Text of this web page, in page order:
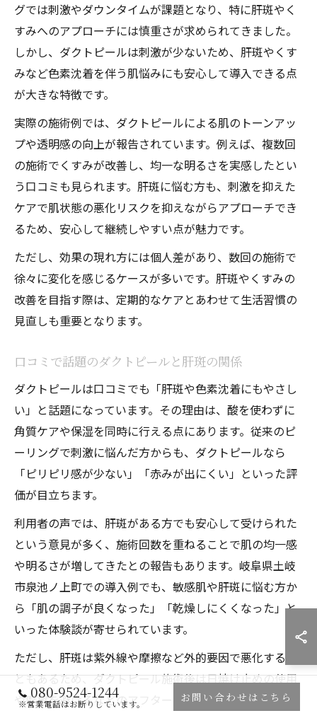
グでは刺激やダウンタイムが課題となり、特に肝斑やく
すみへのアプローチには慎重さが求められてきました。
しかし、ダクトピールは刺激が少ないため、肝斑やくす
みなど色素沈着を伴う肌悩みにも安心して導入できる点
が大きな特徴です。
実際の施術例では、ダクトピールによる肌のトーンアッ
プや透明感の向上が報告されています。例えば、複数回
の施術でくすみが改善し、均一な明るさを実感したとい
う口コミも見られます。肝斑に悩む方も、刺激を抑えた
ケアで肌状態の悪化リスクを抑えながらアプローチでき
るため、安心して継続しやすい点が魅力です。
ただし、効果の現れ方には個人差があり、数回の施術で
徐々に変化を感じるケースが多いです。肝斑やくすみの
改善を目指す際は、定期的なケアとあわせて生活習慣の
見直しも重要となります。
口コミで話題のダクトピールと肝斑の関係
ダクトピールは口コミでも「肝斑や色素沈着にもやさし
い」と話題になっています。その理由は、酸を使わずに
角質ケアや保湿を同時に行える点にあります。従来のピ
ーリングで刺激に悩んだ方からも、ダクトピールなら
「ピリピリ感が少ない」「赤みが出にくい」といった評
価が目立ちます。
利用者の声では、肝斑がある方でも安心して受けられた
という意見が多く、施術回数を重ねることで肌の均一感
や明るさが増してきたとの報告もあります。岐阜県土岐
市泉池ノ上町での導入例でも、敏感肌や肝斑に悩む方か
ら「肌の調子が良くなった」「乾燥しにくくなった」と
いった体験談が寄せられています。
ただし、肝斑は紫外線や摩擦など外的要因で悪化するこ
ともあるため、ダクトピール施術後は日焼け止めの使用
や摩擦を避けるなどのアフターケアも大切です。
080-9524-1244
※営業電話はお断りしています。 お問い合わせはこちら